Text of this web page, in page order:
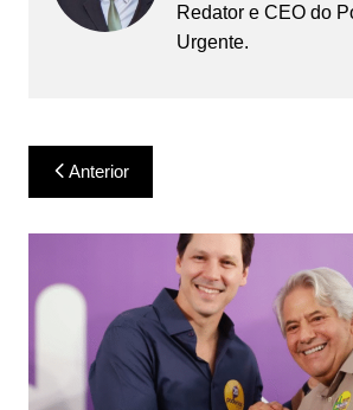
Redator e CEO do
Urgente.
Navegação
de
Post
Anterior